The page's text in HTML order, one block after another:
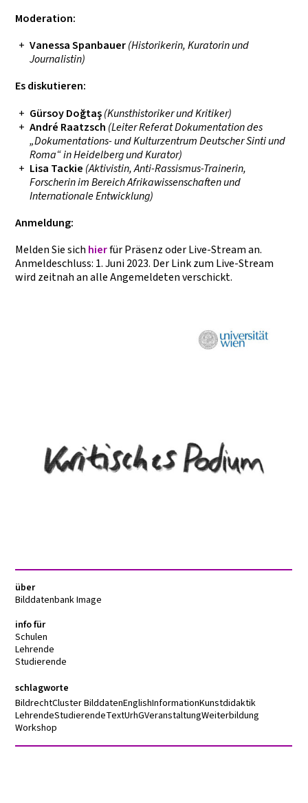
Moderation:
Vanessa Spanbauer(Historikerin, Kuratorin und
Journalistin)
Es diskutieren:
Gürsoy Doğtaş(Kunsthistoriker und Kritiker)
André Raatzsch (Leiter Referat Dokumentation des
„Dokumentations- und Kulturzentrum Deutscher Sinti und
Roma“ in Heidelberg und Kurator)
Lisa Tackie (Aktivistin, Anti-Rassismus-Trainerin,
Forscherin im Bereich Afrikawissenschaften und
Internationale Entwicklung)
Anmeldung:
Melden Sie sich hierfür Präsenz oder Live-Stream an.
Anmeldeschluss: 1. Juni 2023. Der Link zum Live-Stream
wird zeitnah an alle Angemeldeten verschickt.
über
Bilddatenbank Image
info für
Schulen
Lehrende
Studierende
schlagworte
BildrechtCluster BilddatenEnglishInformationKunstdidaktik
LehrendeStudierendeTextUrhGVeranstaltungWeiterbildung
Workshop